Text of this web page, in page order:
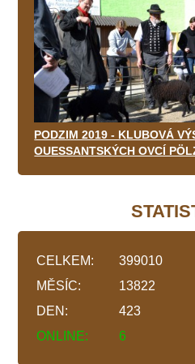
PODZIM 2019 - KLUBOVÁ
OUESSANTSKÝCH OVCÍ
ONLINE: 6
CELKEM:
399010
MĚSÍC:
13822
DEN:
423